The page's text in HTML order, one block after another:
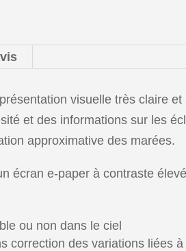
visuelle très claire
et des informations sur les
approximative des marées.
écran e-paper à contraste
ou non dans le ciel
correction des variations liées